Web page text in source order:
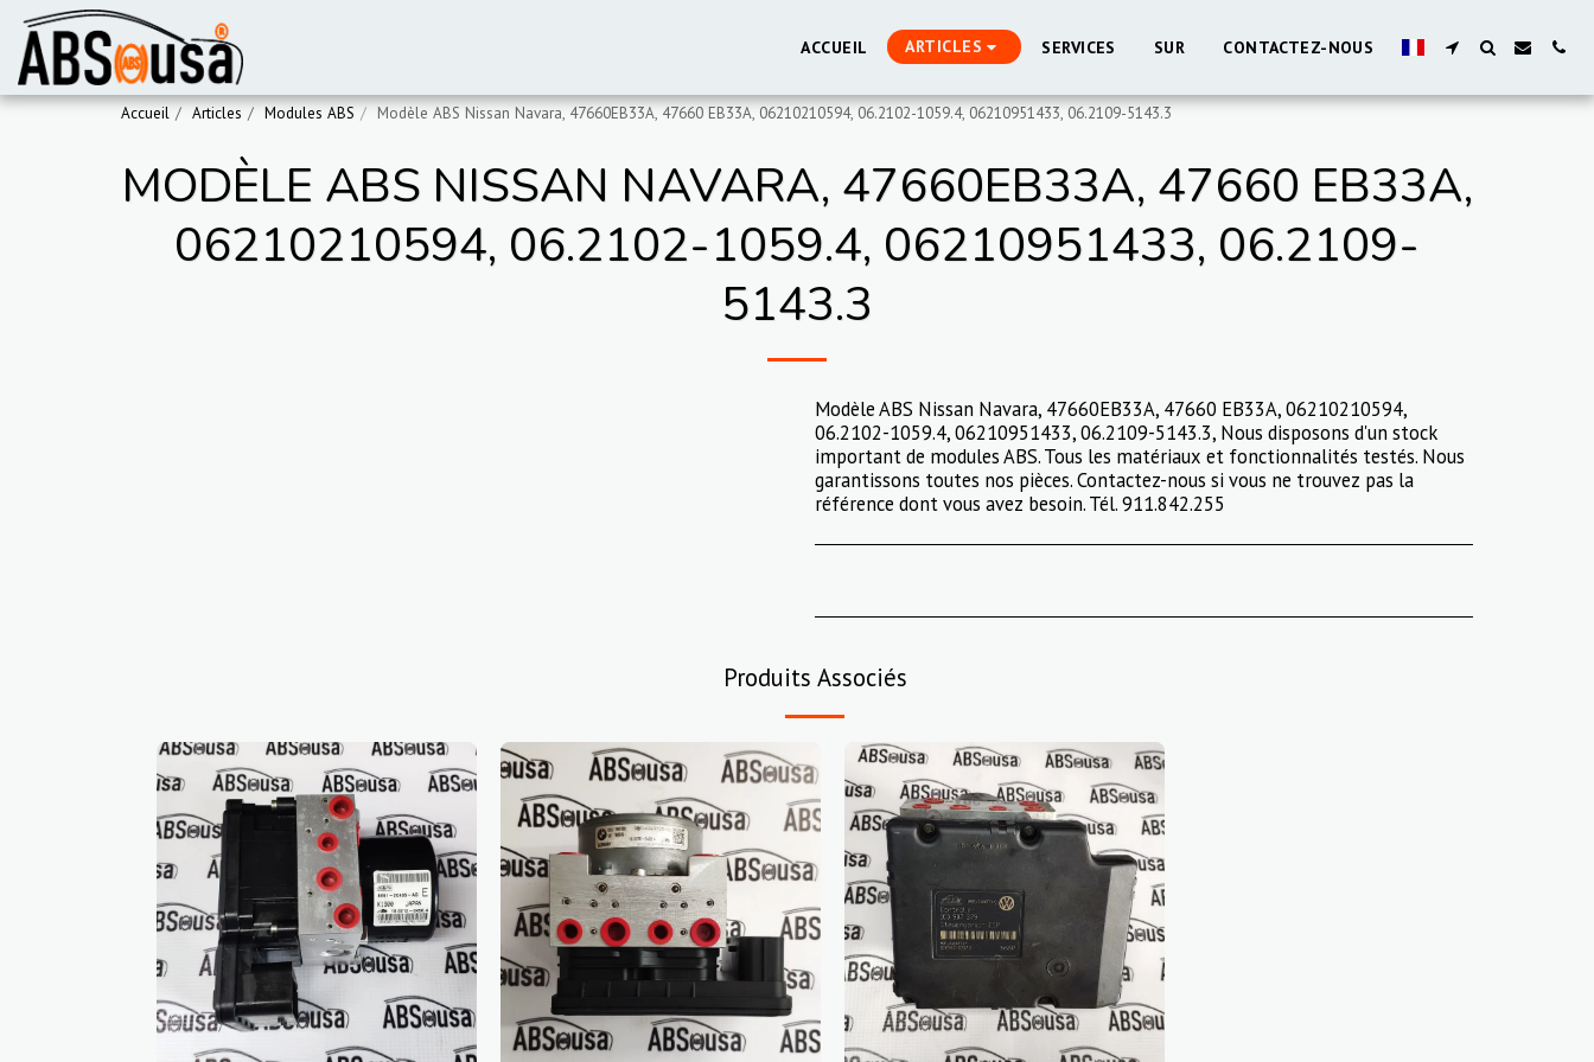
ACCUEIL ARTICLES SERVICES SUR CONTACTEZ-NOUS
Accueil Articles Modules ABS Modèle ABS Nissan Navara, 47660EB33A, 47660 EB33A, 06210210594, 06.2102-1059.4, 06210951433, 06.2109-5143.3
MODÈLE ABS NISSAN NAVARA, 47660EB33A, 47660 EB33A,
06210210594, 06.2102-1059.4, 06210951433, 06.2109-
5143.3
Modèle ABS Nissan Navara, 47660EB33A, 47660 EB33A, 06210210594,
06.2102-1059.4, 06210951433, 06.2109-5143.3, Nous disposons d'un stock
important de modules ABS. Tous les matériaux et fonctionnalités testés. Nous
garantissons toutes nos pièces. Contactez-nous si vous ne trouvez pas la
référence dont vous avez besoin. Tél. 911.842.255
Produits Associés